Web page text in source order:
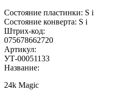
Состояние пластинки: S i
Состояние конверта: S i
Штрих-код:
075678662720
Артикул:
УТ-00051133
Название:
24k Magic